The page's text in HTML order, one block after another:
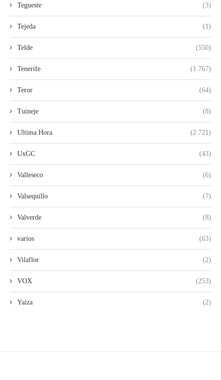
Tegueste (3)
Tejeda (1)
Telde (550)
Tenerife (1.767)
Teror (64)
Tuineje (8)
Ultima Hora (2.721)
UxGC (43)
Valleseco (6)
Valsequillo (7)
Valverde (8)
varios (63)
Vilaflor (2)
VOX (253)
Yaiza (2)